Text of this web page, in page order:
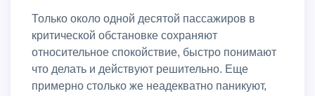
Только около одной десятой пассажиров в
критической обстановке сохраняют
относительное спокойствие, быстро понимают
что делать и действуют решительно. Еще
примерно столько же неадекватно паникуют,